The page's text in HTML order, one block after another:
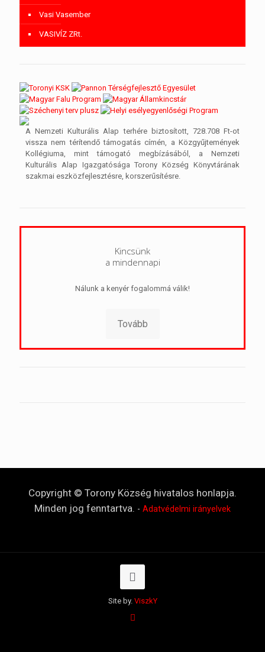
Vasi Vasember
VASIVÍZ ZRt.
A Nemzeti Kulturális Alap terhére biztosított, 728.708 Ft-ot
vissza nem térítendő támogatás címén, a Közgyűjtemények
Kollégiuma, mint támogató megbízásából, a Nemzeti
Kulturális Alap Igazgatósága Torony Község Könyvtárának
szakmai eszközfejlesztésre, korszerűsítésre.
Kincsünk
a mindennapi
Nálunk a kenyér fogalommá válik!
Tovább
Copyright © Torony Község hivatalos honlapja.
Minden jog fenntartva. - Adatvédelmi irányelvek
Site by. ViszkY